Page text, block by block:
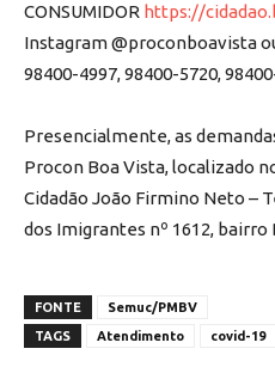
CONSUMIDOR https://
Instagram @proconboavista
98400-4997, 98400-5720,
Presencialmente, as
Procon Boa Vista, localizado
Cidadão João Firmino Neto –
dos Imigrantes nº 1612, bairro
FONTE
Semuc/PMBV
TAGS
Atendimento covid-19